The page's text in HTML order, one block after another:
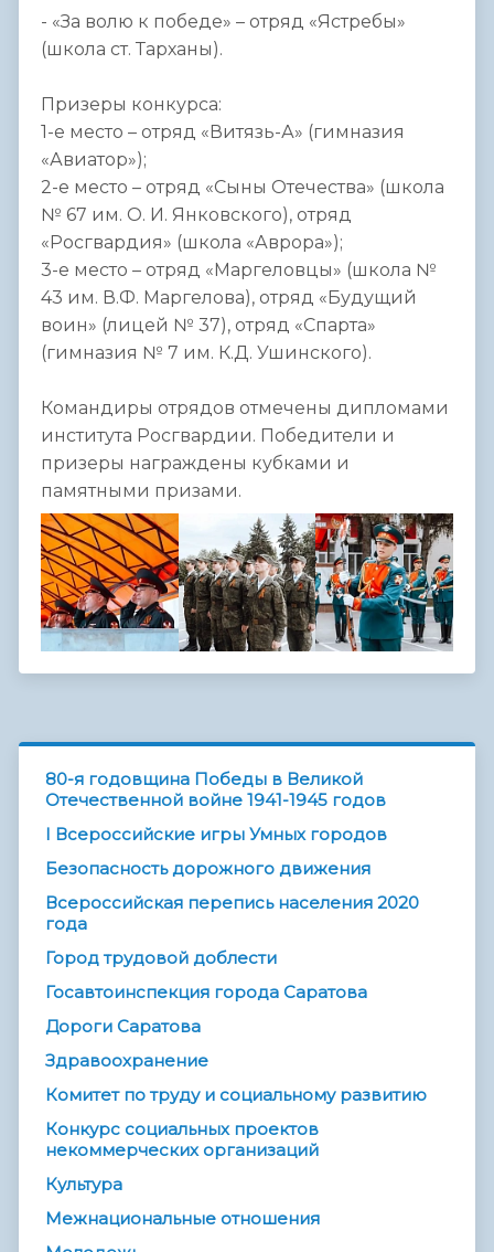
- «За волю к победе» – отряд «Ястребы»
(школа ст. Тарханы).
Призеры конкурса:
1-е место – отряд «Витязь-А» (гимназия
«Авиатор»);
2-е место – отряд «Сыны Отечества» (школа
№ 67 им. О. И. Янковского), отряд
«Росгвардия» (школа «Аврора»);
3-е место – отряд «Маргеловцы» (школа №
43 им. В.Ф. Маргелова), отряд «Будущий
воин» (лицей № 37), отряд «Спарта»
(гимназия № 7 им. К.Д. Ушинского).
Командиры отрядов отмечены дипломами
института Росгвардии. Победители и
призеры награждены кубками и
памятными призами.
80-я годовщина Победы в Великой
Отечественной войне 1941-1945 годов
I Всероссийские игры Умных городов
Безопасность дорожного движения
Всероссийская перепись населения 2020
года
Город трудовой доблести
Госавтоинспекция города Саратова
Дороги Саратова
Здравоохранение
Комитет по труду и социальному развитию
Конкурс социальных проектов
некоммерческих организаций
Культура
Межнациональные отношения